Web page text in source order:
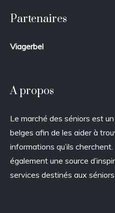
Partenaires
Viagerbel
A propos
Le marché des séniors est
belges afin de les aider à
informations qu’ils
également une source
services destinés aux séniors